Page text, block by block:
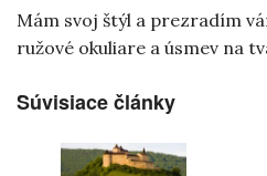
Mám svoj štýl a prezradím
ružové okuliare a úsmev na
Súvisiace články